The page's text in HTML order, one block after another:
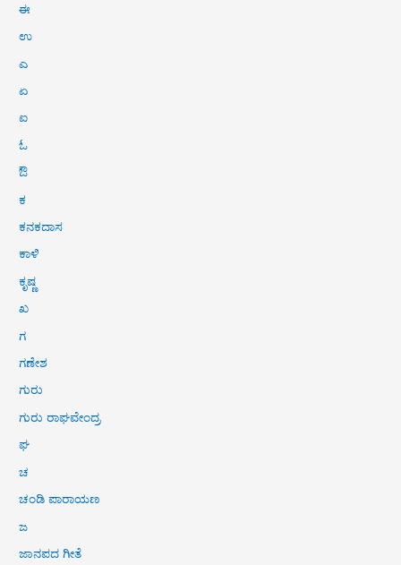
ಈ
ಉ
ಎ
ಏ
ಐ
ಓ
ಔ
ಕ
ಕನಕದಾಸ
ಕಾಳಿ
ಕೃಷ್ಣ
ಖ
ಗ
ಗಣೇಶ
ಗುರು
ಗುರು ರಾಘವೇಂದ್ರ
ಘ
ಚ
ಚಂಡಿ ಪಾರಾಯಣ
ಜ
ಜಾನಪದ ಗೀತೆ